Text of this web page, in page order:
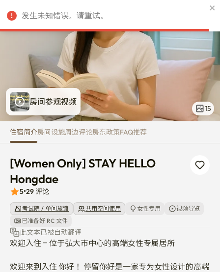
[Women Only] STAY HELLO
房间参观视频
15
住宿简介房间设施周边评论房东政策FAQ推荐
[Women Only] STAY HELLO
Hongdae
5•29 评论
考试院 / 单间旅馆 共用空间使用 女性专用
视频导览
已准备好 RC 文件
此文本已被自动翻译
欢迎入住 – 位于弘大市中心的高端女性专属居所
欢迎来到入住 你好！ 停留你好是一家专为女性设计的高端
发生未知错误。请重试。